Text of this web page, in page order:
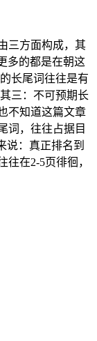
三方面构成，其
多的都是在朝这
长尾词往往是有
三：不可预期长
不知道这篇文章
词，往往占据目
说：真正排名到
在2-5页徘徊，